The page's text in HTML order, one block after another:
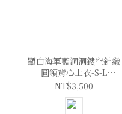
顯白海軍藍洞洞鏤空針織
圓領背心上衣-S-L
(Elegant & Love)
NT$3,500